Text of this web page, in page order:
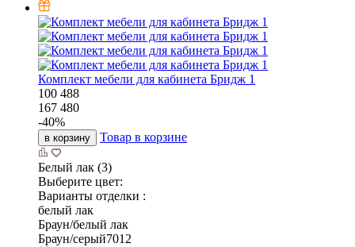
Комплект мебели для кабинета Бридж 1
100 488
167 480
-40%
в корзину Товар в корзине
Белый лак (3)
Выберите цвет:
Варианты отделки :
белый лак
Браун/белый лак
Браун/серый7012